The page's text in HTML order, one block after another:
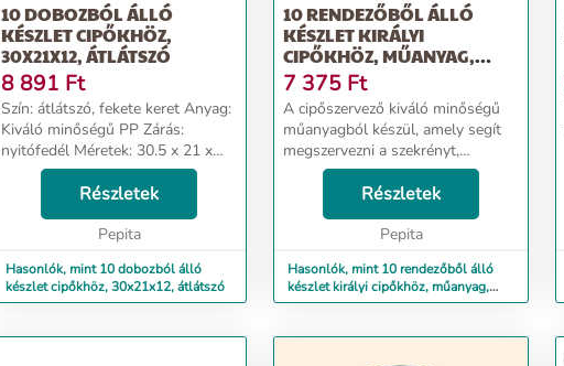
10 DOBOZBÓL ÁLLÓ
KÉSZLET CIPŐKHÖZ,
30X21X12, ÁTLÁTSZÓ
8 891 Ft
Szín: átlátszó, fekete keret Anyag:
Kiváló minőségű PP Zárás:
nyitófedél Méretek: 30.5 x 21 x
12.5 cm A cipőszervező kiváló
minőségű műanyagból készül,
amely lehetővé teszi, hogy
megfelelően kezelj...
Részletek
Pepita
Hasonlók, mint 10 dobozból álló
készlet cipőkhöz, 30x21x12, átlátszó
10 RENDEZŐBŐL ÁLLÓ
KÉSZLET KIRÁLYI
CIPŐKHÖZ, MŰANYAG,
FEKETE SZÍNŰ
7 375 Ft
A cipőszervező kiváló minőségű
műanyagból készül, amely segít
megszervezni a szekrényt,
miközben koherens együtteset
hoz létre. Ez segít rendben tartani
otthonát vagy szekrényét,
megtakarítva a hely ...
Részletek
Pepita
Hasonlók, mint 10 rendezőből álló
készlet királyi cipőkhöz, műanyag,
fekete színű